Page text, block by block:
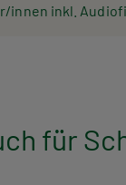
innen inkl.
für